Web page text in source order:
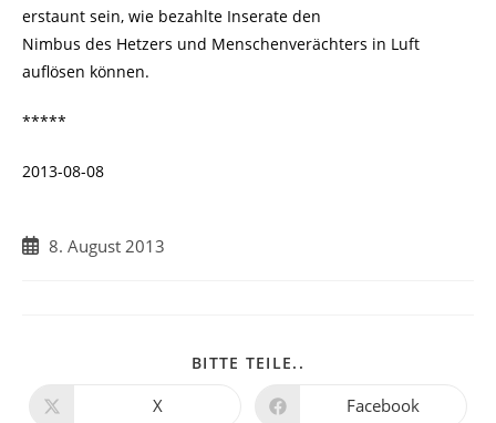
erstaunt sein, wie bezahlte Inserate den
Nimbus des Hetzers und Menschenverächters in Luft
auflösen können.
*****
2013-08-08
Beitrag8. August 2013
BITTE TEILE..
Öffnet
X Öffnet
Facebook